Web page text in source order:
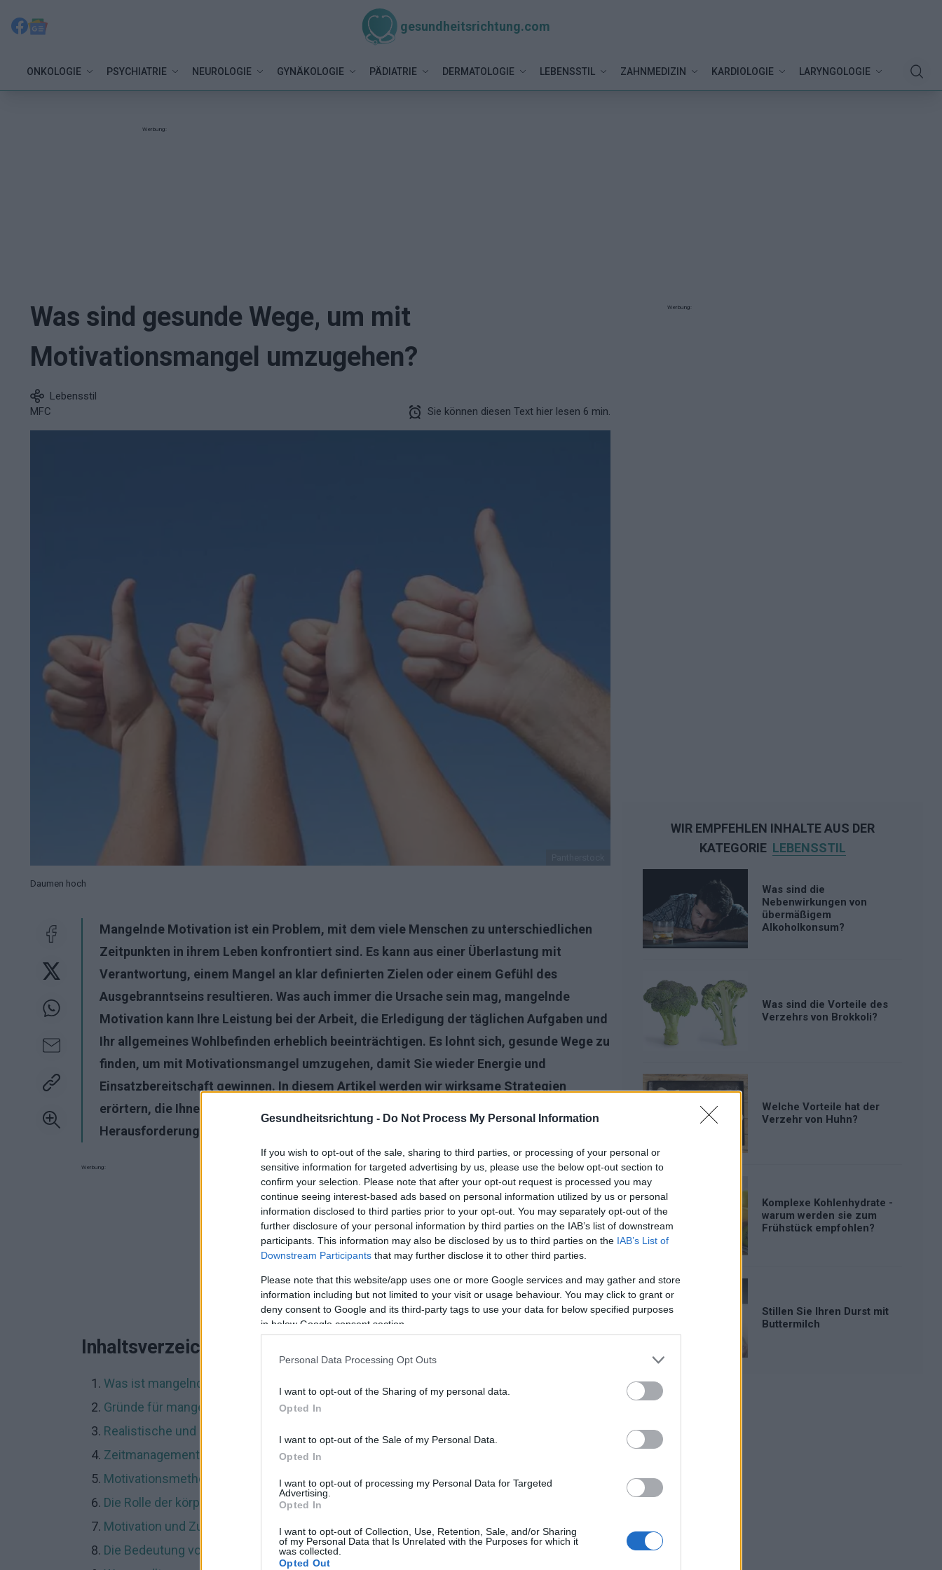
Gesundheitsrichtung - Do Not Process My Personal Information
If you wish to opt-out of the sale, sharing to third parties, or processing of your personal or
sensitive information for targeted advertising by us, please use the below opt-out section to
confirm your selection. Please note that after your opt-out request is processed you may
continue seeing interest-based ads based on personal information utilized by us or personal
information disclosed to third parties prior to your opt-out. You may separately opt-out of the
further disclosure of your personal information by third parties on the IAB’s list of downstream
participants. This information may also be disclosed by us to third parties on the IAB’s List of
Downstream Participants that may further disclose it to other third parties.
Please note that this website/app uses one or more Google services and may gather and store
information including but not limited to your visit or usage behaviour. You may click to grant or
deny consent to Google and its third-party tags to use your data for below specified purposes
in below Google consent section.
Personal Data Processing Opt Outs
I want to opt-out of the Sharing of my personal data.
Opted In
I want to opt-out of the Sale of my Personal Data.
Opted In
I want to opt-out of processing my Personal Data for Targeted
Advertising.
Opted In
I want to opt-out of Collection, Use, Retention, Sale, and/or Sharing
of my Personal Data that Is Unrelated with the Purposes for which it
was collected.
Opted Out
gesundheitsrichtung.com
ONKOLOGIE PSYCHIATRIE NEUROLOGIE GYNÄKOLOGIE PÄDIATRIE DERMATOLOGIE LEBENSSTIL ZAHNMEDIZIN KARDIOLOGIE LARYNGOLOGIE
Werbung:
Was sind gesunde Wege, um mit
Motivationsmangel umzugehen?
Lebensstil
MFC
Sie können diesen Text hier lesen 6 min.
Daumen hoch
Mangelnde Motivation ist ein Problem, mit dem viele Menschen zu unterschiedlichen
Zeitpunkten in ihrem Leben konfrontiert sind. Es kann aus einer Überlastung mit
Verantwortung, einem Mangel an klar definierten Zielen oder einem Gefühl des
Ausgebranntseins resultieren. Was auch immer die Ursache sein mag, mangelnde
Motivation kann Ihre Leistung bei der Arbeit, die Erledigung der täglichen Aufgaben und
Ihr allgemeines Wohlbefinden erheblich beeinträchtigen. Es lohnt sich, gesunde Wege zu
finden, um mit Motivationsmangel umzugehen, damit Sie wieder Energie und
Einsatzbereitschaft gewinnen. In diesem Artikel werden wir wirksame Strategien
erörtern, die Ihnen helfen, Ihre Motivation wiederzuerlangen und Ihre täglichen
Herausforderungen in den Griff zu bekommen.
Werbung:
Inhaltsverzeichnis
Was ist mangelnde Motivation?
Gründe für mangelnde Motivation
Realistische und erreichbare Ziele setzen
Zeitmanagement und Aufgabenplanung
Motivationsmethoden und Selbstdisziplin
Die Rolle der körperlichen Aktivität bei der Wiederherstellung der Motivation
Motivation und Zusammenarbeit mit anderen
Die Bedeutung von Pausen und Erholung
Werbung:
WIR EMPFEHLEN INHALTE AUS DER
KATEGORIE LEBENSSTIL
Was sind die
Nebenwirkungen von
übermäßigem
Alkoholkonsum?
Was sind die Vorteile des
Verzehrs von Brokkoli?
Welche Vorteile hat der
Verzehr von Huhn?
Komplexe Kohlenhydrate -
warum werden sie zum
Frühstück empfohlen?
Stillen Sie Ihren Durst mit
Buttermilch